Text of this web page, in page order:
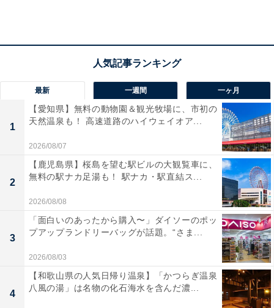
ロイズプチパック［ポテトチップチョコレート オリジナル］
ポテトチップの片面に、口どけの良いチョコレートをコ
ーティングした人気の味わいをプチサイズのパッケージ
に。
2. ロイズプチパック［ポテトチップチョコレート マイ
ルドビター］(80ｇ) × 1箱
最新 一週間 一ヶ月
1
【愛知県】無料の動物園＆観光牧場に、市初の
天然温泉も！ 高速道路のハイウェイオア...
2026/08/07
2
【鹿児島県】桜島を望む駅ビルの大観覧車に、
無料の駅ナカ足湯も！ 駅ナカ・駅直結ス...
2026/08/08
3
「面白いのあったから購入〜」ダイソーのポッ
プアップランドリーバッグが話題。“さま...
2026/08/03
4
【和歌山県の人気日帰り温泉】「かつらぎ温泉
八風の湯」は名物の化石海水を含んだ濃...